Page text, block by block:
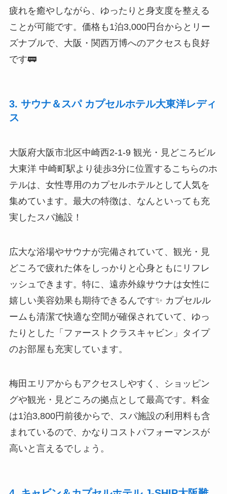
疲れを癒やしながら、ゆったりと身支度を整える
ことが可能です。価格も1泊3,000円台からとリー
ズナブルで、大阪・関西万博へのアクセスも良好
です🚃
3. サウナ＆スパ カプセルホテル大東洋レディ
ス
大阪府大阪市北区中崎西2-1-9 観光・見どころビル
大東洋 中崎町駅より徒歩3分に位置するこちらのホ
テルは、女性専用のカプセルホテルとして人気を
集めています。最大の特徴は、なんといっても充
実したスパ施設！
広大な浴場やサウナが完備されていて、観光・見
どころで疲れた体をしっかりと心身ともにリフレ
ッシュできます。特に、遠赤外線サウナは女性に
嬉しい美容効果も期待できるんです✨ カプセルル
ームも清潔で快適な空間が確保されていて、ゆっ
たりとした「ファーストクラスキャビン」タイプ
のお部屋も充実しています。
梅田エリアからもアクセスしやすく、ショッピン
グや観光・見どころの拠点として最高です。料金
は1泊3,800円前後からで、スパ施設の利用料も含
まれているので、かなりコストパフォーマンスが
高いと言えるでしょう。